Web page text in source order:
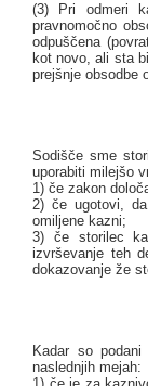
(3) Pri odmeri
pravnomočno
odpuščena
kot novo, ali sta
prejšnje obsodbe
Sodišče sme
uporabiti milejšo
1) če zakon
2) če ugotovi,
omiljene kazni;
3) če storilec
izvrševanje teh
dokazovanje že
Kadar so
naslednjih mejah: